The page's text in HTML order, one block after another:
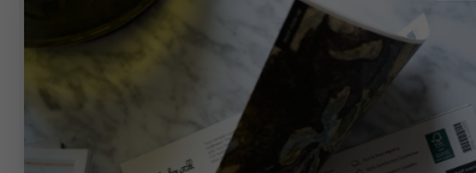
En cliquant sur ”Envoyer”, j'accepte les
Conditions d'utilisation de Photowall
confirme les avoir lues.